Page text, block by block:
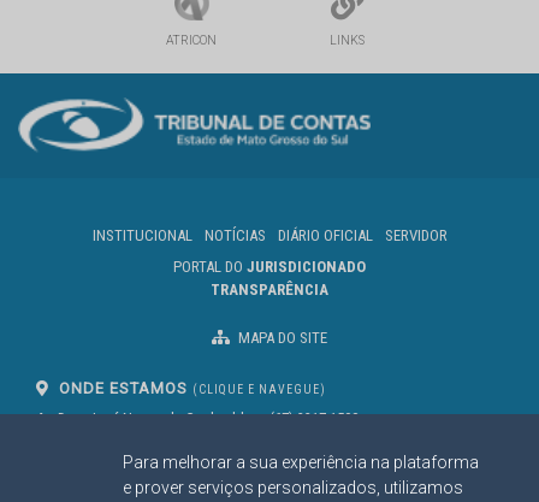
Para melhorar a sua experiência na plataforma
e prover serviços personalizados, utilizamos
ATRICON LINKS
INSTITUCIONAL NOTÍCIAS DIÁRIO OFICIAL
SERVIDOR
PORTAL DO JURISDICIONADO
TRANSPARÊNCIA
MAPA DO SITE
ONDE ESTAMOS (CLIQUE E NAVEGUE)
Av. Des. José Nunes da Cunha, bloco
Campo Grande/MS
CEP: 79031-310
(67) 3317-1500